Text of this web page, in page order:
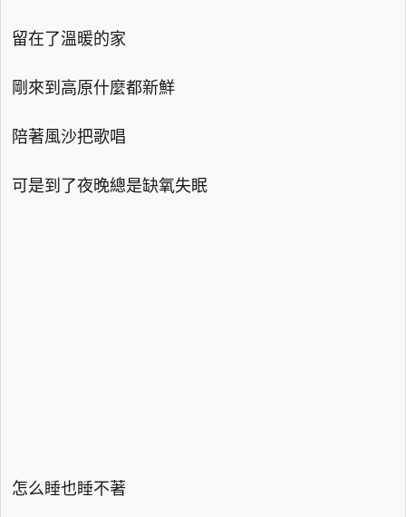
留在了溫暖的家
剛來到高原什麼都新鮮
陪著風沙把歌唱
可是到了夜晚總是缺氧失眠
怎么睡也睡不著